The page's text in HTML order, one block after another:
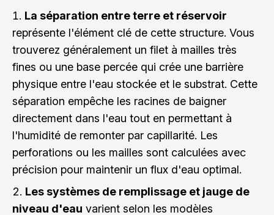
La séparation entre terre et réservoir
représente l'élément clé de cette structure. Vous
trouverez généralement un filet à mailles très
fines ou une base percée qui crée une barrière
physique entre l'eau stockée et le substrat. Cette
séparation empêche les racines de baigner
directement dans l'eau tout en permettant à
l'humidité de remonter par capillarité. Les
perforations ou les mailles sont calculées avec
précision pour maintenir un flux d'eau optimal.
Les systèmes de remplissage et jauge de
niveau d'eau varient selon les modèles